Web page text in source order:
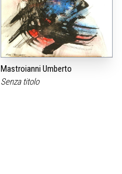
Mastroianni Umberto
Senza titolo